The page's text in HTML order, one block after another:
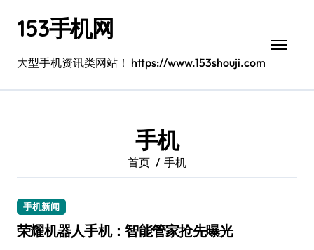
153手机网
大型手机资讯类网站！ https://www.153shouji.com
手机
首页 手机
手机新闻
荣耀机器人手机：智能管家抢先曝光